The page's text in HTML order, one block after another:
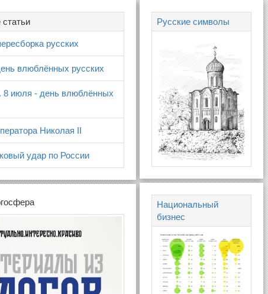
русских
влюблённых русских
8 июля - день влюблённых
Николая II
удар по России
Русские символы
Национальный
бизнес